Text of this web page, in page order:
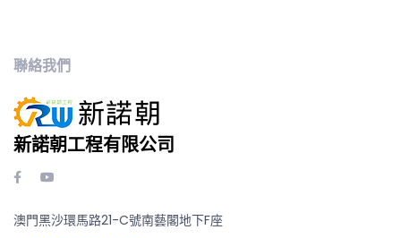
聯絡我們
新諾朝工程有限公司
澳門黑沙環馬路21-C號南藝閣地下F座